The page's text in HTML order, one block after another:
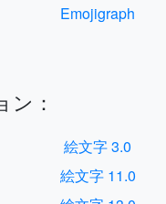
Emojigraph
ン：
絵文字 3.0
絵文字 11.0